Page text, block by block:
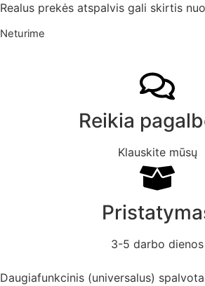
Realus prekės atspalvis gali skirtis
Neturime
Reikia
Klauskite mūsų
3-5 darbo dienos
Daugiafunkcinis (universalus)